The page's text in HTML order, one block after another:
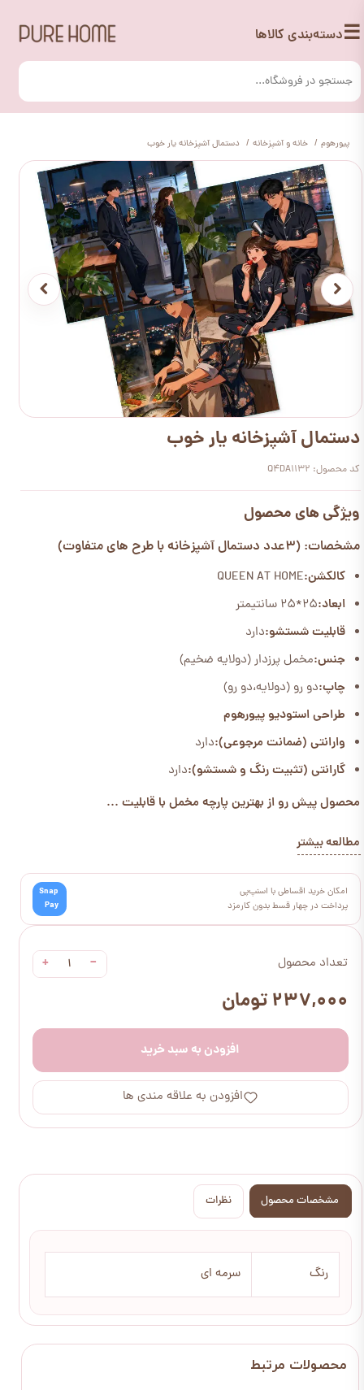
☰دسته‌بندی کالاها
پیورهوم خانه و آشپزخانه دستمال آشپزخانه یار خوب
تعداد محصول −
+
۲۳۷,۰۰۰ تومان
افزودن به سبد خرید
افزودن به علاقه مندی ها
دستمال آشپزخانه یار خوب
کد محصول: Q4DA1132
ویژگی های محصول
مشخصات: (3عدد دستمال آشپزخانه با طرح های متفاوت)
کالکشن:QUEEN AT HOME
ابعاد:25*25 سانتیمتر
قابلیت شستشو:دارد
جنس:مخمل پرزدار (دولایه ضخیم)
چاپ:دو رو (دولایه،دو رو)
طراحی استودیو پیورهوم
وارانتی (ضمانت مرجوعی):دارد
گارانتی (تثبیت رنگ و شستشو):دارد
محصول پیش رو از بهترین پارچه مخمل با قابلیت ...
مطالعه بیشتر
امکان خرید اقساطی با اسنپ‌پی
پرداخت در چهار قسط بدون کارمزد
Snap
Pay
مشخصات محصول نظرات
رنگ سرمه ای